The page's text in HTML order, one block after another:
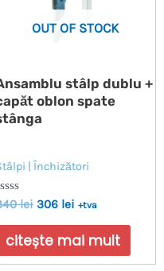
OUT OF STOCK
stâlp dublu +
oblon spate
| Închizători
din
lei 306 lei +tva
citește mai mult